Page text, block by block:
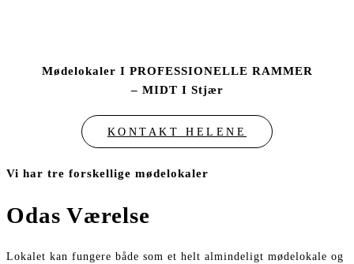
Mødelokaler I PROFESSIONELLE RAMMER
– MIDT I Stjær
KONTAKT HELENE
Vi har tre forskellige mødelokaler
Odas Værelse
Lokalet kan fungere både som et helt almindeligt mødelokale og